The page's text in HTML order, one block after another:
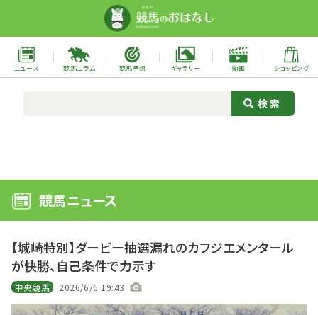
ニュース 競馬コラム 競馬予想 ギャラリー 動画 ショッピング
競馬ニュース
【城崎特別】ダービー抽選漏れのカフジエメンタール
が快勝、自己条件で力示す
中央競馬 2026/6/6 19:43